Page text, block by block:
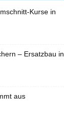
Kurse in
– Ersatzbau in
aus